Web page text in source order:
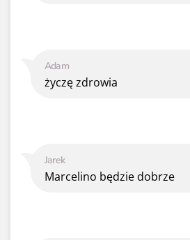
Jarek
Marcelino będzie dobrze
Adam
życzę zdrowia